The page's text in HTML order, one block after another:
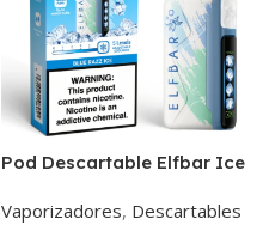
Pod Descartable Elfbar Ice
Vaporizadores, Descartables